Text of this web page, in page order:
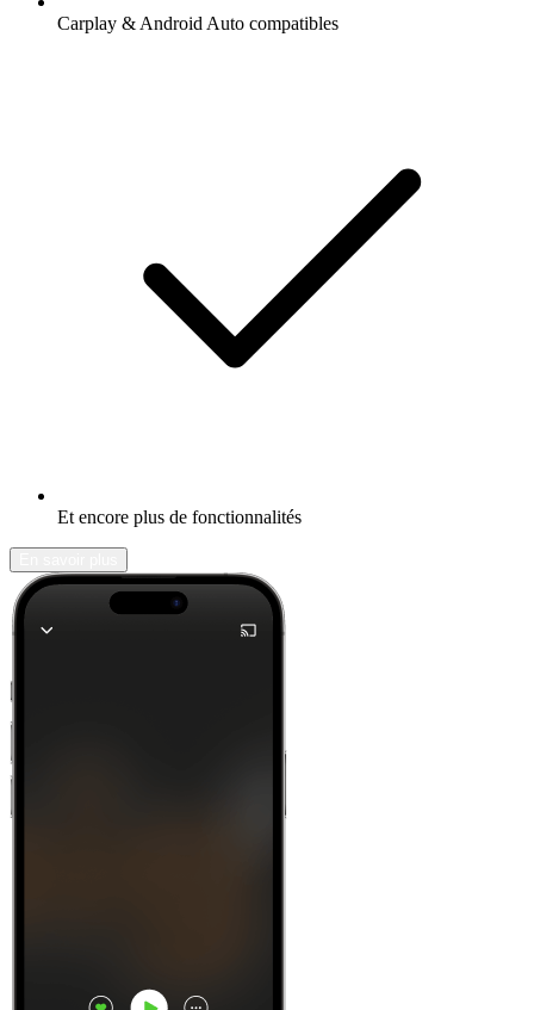
Carplay & Android Auto compatibles
Et encore plus de fonctionnalités